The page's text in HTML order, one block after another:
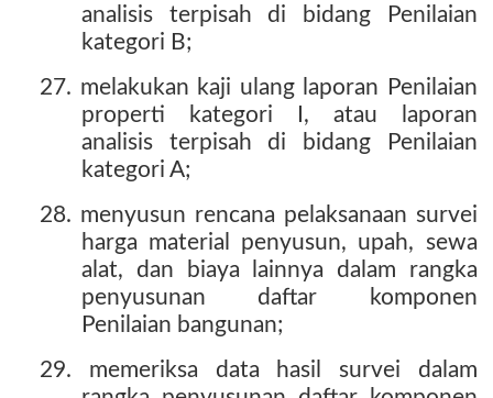
analisis terpisah di bidang Penilaian
kategori B;
27. melakukan kaji ulang laporan Penilaian
properti kategori I, atau laporan
analisis terpisah di bidang Penilaian
kategori A;
28. menyusun rencana pelaksanaan survei
harga material penyusun, upah, sewa
alat, dan biaya lainnya dalam rangka
penyusunan daftar komponen
Penilaian bangunan;
29. memeriksa data hasil survei dalam